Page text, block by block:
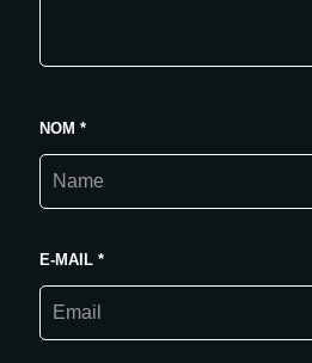
NOM *
E-MAIL *